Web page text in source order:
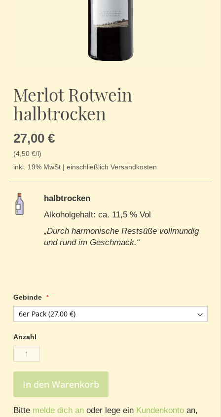
der
Bildergalerie
springen
Merlot Rotwein
halbtrocken
27,00 €
(4,50 €/l)
inkl. 19% MwSt | einschließlich Versandkosten
halbtrocken
Alkoholgehalt: ca. 11,5 % Vol
„Durch harmonische Restsüße vollmundig
und rund im Geschmack.“
Gebinde
Anzahl
In den Warenkorb
Bitte melde dich an oder lege ein Kundenkonto an,